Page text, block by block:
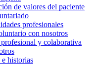
de valores del paciente
profesionales
con nosotros
y colaborativa
historias